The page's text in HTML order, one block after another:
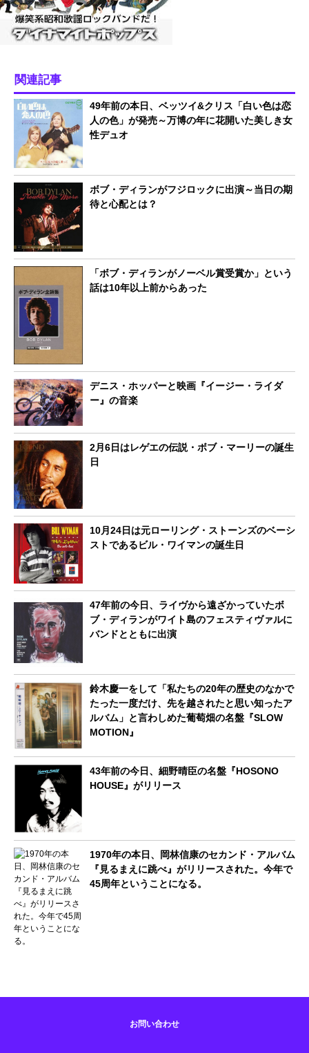
関連記事
49年前の本日、ベッツイ&クリス「白い色は恋
人の色」が発売～万博の年に花開いた美しき女
性デュオ
ボブ・ディランがフジロックに出演～当日の期
待と心配とは？
「ボブ・ディランがノーベル賞受賞か」という
話は10年以上前からあった
デニス・ホッパーと映画『イージー・ライダ
ー』の音楽
2月6日はレゲエの伝説・ボブ・マーリーの誕生
日
10月24日は元ローリング・ストーンズのベーシ
ストであるビル・ワイマンの誕生日
47年前の今日、ライヴから遠ざかっていたボ
ブ・ディランがワイト島のフェスティヴァルに
バンドとともに出演
鈴木慶一をして「私たちの20年の歴史のなかで
たった一度だけ、先を越されたと思い知ったア
ルバム」と言わしめた葡萄畑の名盤『SLOW
MOTION』
43年前の今日、細野晴臣の名盤『HOSONO
HOUSE』がリリース
1970年の本日、岡林信康のセカンド・アルバム
『見るまえに跳べ』がリリースされた。今年で
45周年ということになる。
お問い合わせ